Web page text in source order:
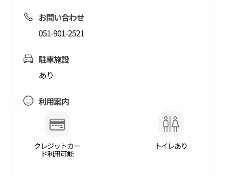
お問い合わせ
051-901-2521
駐車施設
あり
利用案内
クレジットカー
ド利用可能
トイレあり